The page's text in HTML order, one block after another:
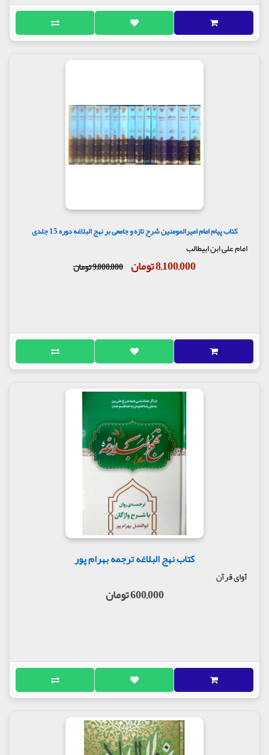
کتاب پیام امام امیرالمومنین شرح تازه و جامعی بر نهج البلاغه دوره 15 جلدی
امام علی ابن ابیطالب
8,100,000 تومان 9,000,000 تومان
کتاب نهج البلاغه ترجمه بهرام پور
آوای قرآن
600,000 تومان